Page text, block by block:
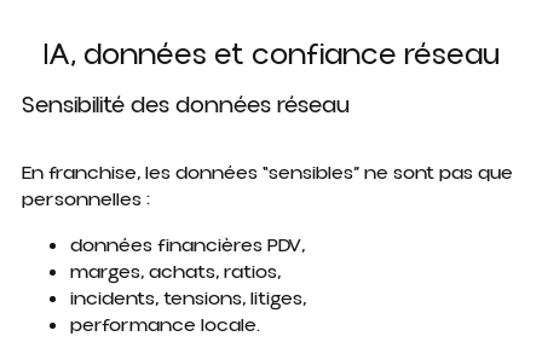
IA, données et confiance réseau
Sensibilité des données réseau
En franchise, les données “sensibles” ne sont pas que
personnelles :
données financières PDV,
marges, achats, ratios,
incidents, tensions, litiges,
performance locale.